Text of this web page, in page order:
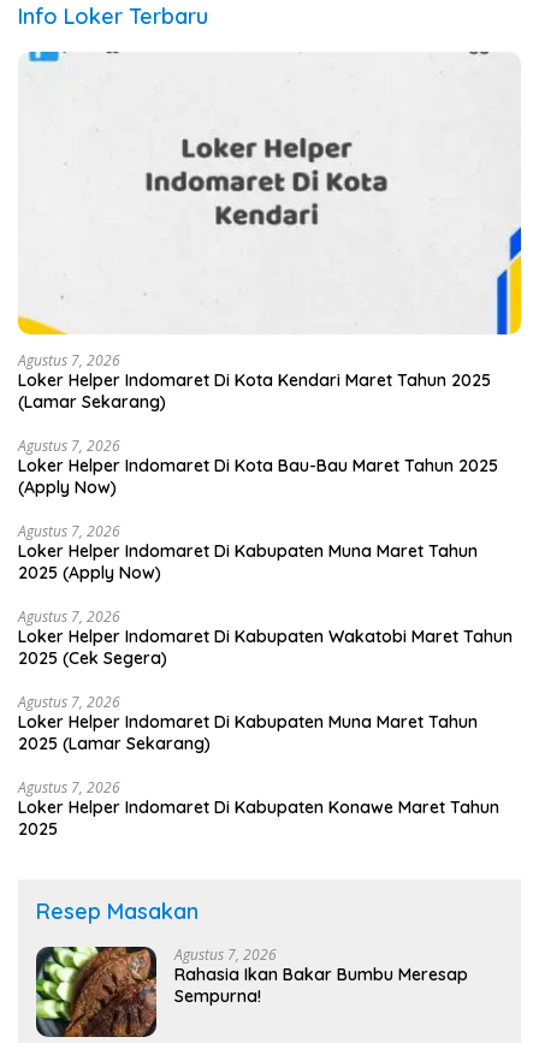
Info Loker Terbaru
Agustus 7, 2026
Loker Helper Indomaret Di Kota Kendari Maret Tahun 2025
(Lamar Sekarang)
Agustus 7, 2026
Loker Helper Indomaret Di Kota Bau-Bau Maret Tahun 2025
(Apply Now)
Agustus 7, 2026
Loker Helper Indomaret Di Kabupaten Muna Maret Tahun
2025 (Apply Now)
Agustus 7, 2026
Loker Helper Indomaret Di Kabupaten Wakatobi Maret Tahun
2025 (Cek Segera)
Agustus 7, 2026
Loker Helper Indomaret Di Kabupaten Muna Maret Tahun
2025 (Lamar Sekarang)
Agustus 7, 2026
Loker Helper Indomaret Di Kabupaten Konawe Maret Tahun
2025
Resep Masakan
Agustus 7, 2026
Rahasia Ikan Bakar Bumbu Meresap
Sempurna!